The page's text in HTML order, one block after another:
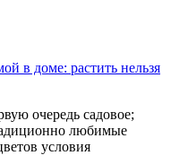
в доме: растить нельзя
очередь садовое;
любимые
условия